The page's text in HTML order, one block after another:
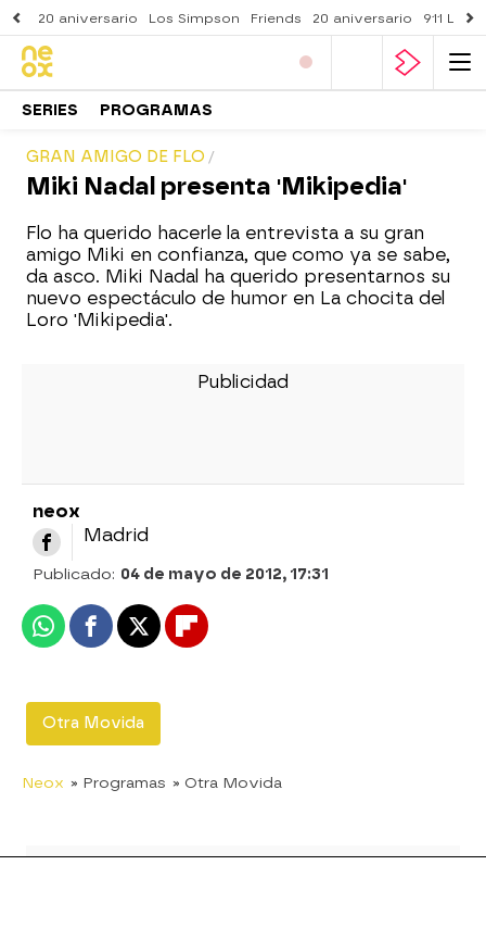
20 aniversario Los Simpson Friends 20 aniversario 911
SERIES PROGRAMAS
GRAN AMIGO DE FLO
Miki Nadal presenta 'Mikipedia'
Flo ha querido hacerle la entrevista a su gran
amigo Miki en confianza, que como ya se sabe,
da asco. Miki Nadal ha querido presentarnos su
nuevo espectáculo de humor en La chocita del
Loro 'Mikipedia'.
neox
Madrid
Publicado: 04 de mayo de 2012, 17:31
WhatsappFacebook
X Flipboard
Otra Movida
Neox » Programas » Otra Movida